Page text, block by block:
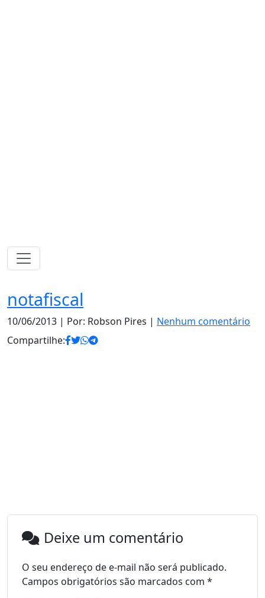
notafiscal
10/06/2013 | Por: Robson Pires | Nenhum comentário
Compartilhe:
Deixe um comentário
O seu endereço de e-mail não será publicado.
Campos obrigatórios são marcados com *